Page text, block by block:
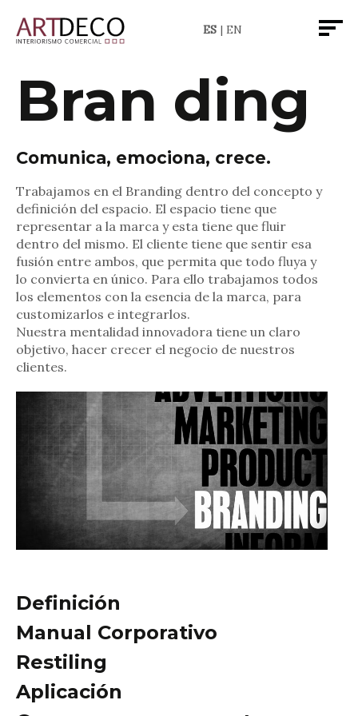
ES EN
Bran ding
Comunica, emociona, crece.
Trabajamos en el Branding dentro del concepto y
definición del espacio. El espacio tiene que
representar a la marca y esta tiene que fluir
dentro del mismo. El cliente tiene que sentir esa
fusión entre ambos, que permita que todo fluya y
lo convierta en único. Para ello trabajamos todos
los elementos con la esencia de la marca, para
customizarlos e integrarlos.
Nuestra mentalidad innovadora tiene un claro
objetivo, hacer crecer el negocio de nuestros
clientes.
Definición
Manual Corporativo
Restiling
Aplicación